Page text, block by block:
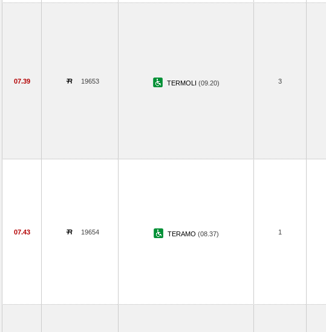
07.39 19653 TERMOLI (09.20) 3
07.43 19654 TERAMO (08.37) 1